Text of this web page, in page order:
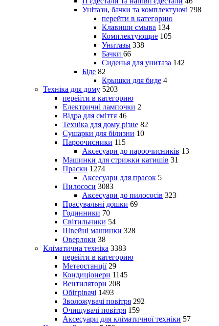
Унітази, бачки та комплектуючі 798
перейти в категорию
Клавиши смыва 134
Комплектующие 105
Унитазы 338
Бачки 66
Сиденья для унитаза 142
Біде 82
Крышки для биде 4
Техніка для дому 5203
перейти в категорию
Електричні лампочки 2
Відра для сміття 46
Техніка для дому різне 82
Сушарки для білизни 10
Пароочисники 115
Аксесуари до пароочисників 13
Машинки для стрижки катишів 31
Праски 1274
Аксесуари для прасок 5
Пилососи 3083
Аксесуари до пилососів 323
Прасувальні дошки 69
Годинники 70
Світильники 54
Швейні машинки 328
Оверлоки 38
Кліматична техніка 3383
перейти в категорию
Метеостанції 29
Кондиціонери 1145
Вентилятори 208
Обігрівачі 1493
Зволожувачі повітря 292
Очищувачі повітря 159
Аксесуари для кліматичної техніки 57